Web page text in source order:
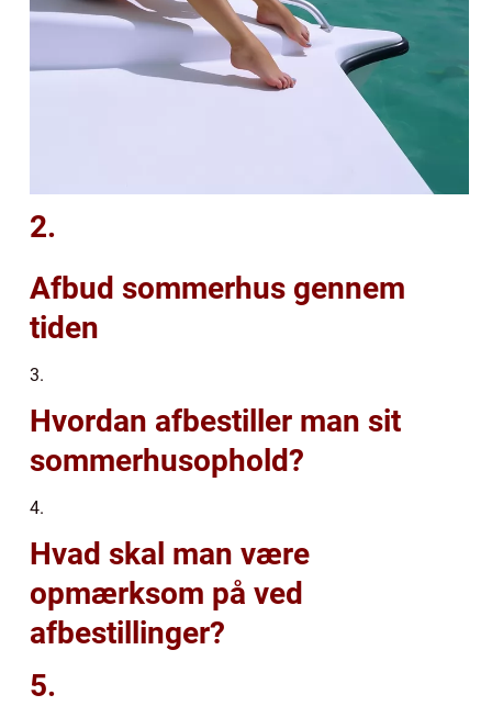
2.
Afbud sommerhus gennem
tiden
3.
Hvordan afbestiller man sit
sommerhusophold?
4.
Hvad skal man være
opmærksom på ved
afbestillinger?
5.